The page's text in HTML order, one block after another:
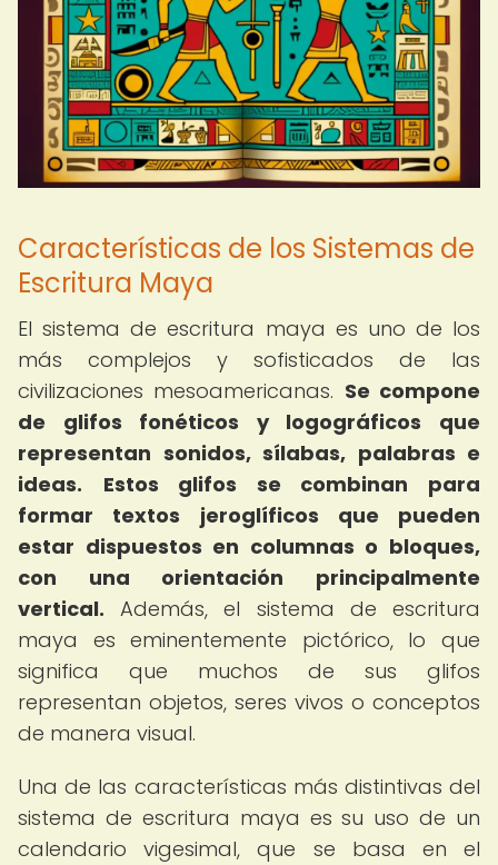
Características de los Sistemas de
Escritura Maya
El sistema de escritura maya es uno de los
más complejos y sofisticados de las
civilizaciones mesoamericanas. Se compone
de glifos fonéticos y logográficos que
representan sonidos, sílabas, palabras e
ideas.
Estos glifos se combinan para
formar textos jeroglíficos que pueden
estar dispuestos en columnas o bloques,
con una orientación principalmente
vertical. Además, el sistema de escritura
maya es eminentemente pictórico, lo que
significa que muchos de sus glifos
representan objetos, seres vivos o conceptos
de manera visual.
Una de las características más distintivas del
sistema de escritura maya es su uso de un
calendario vigesimal, que se basa en el